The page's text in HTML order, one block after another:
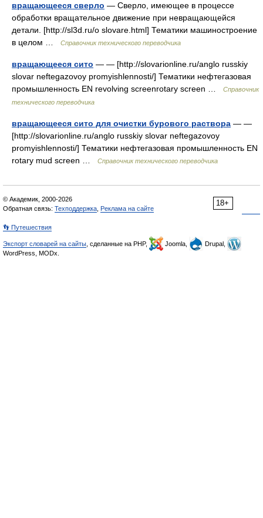
вращающееся сверло — Сверло, имеющее в процессе
обработки вращательное движение при невращающейся
детали. [http://sl3d.ru/o slovare.html] Тематики машиностроение
в целом …
Справочник технического переводчика
вращающееся сито — — [http://slovarionline.ru/anglo russkiy
slovar neftegazovoy promyishlennosti/] Тематики нефтегазовая
промышленность EN revolving screenrotary screen …
Справочник
технического переводчика
вращающееся сито для очистки бурового раствора — —
[http://slovarionline.ru/anglo russkiy slovar neftegazovoy
promyishlennosti/] Тематики нефтегазовая промышленность EN
rotary mud screen …
Справочник технического переводчика
18+
© Академик, 2000-2026
Обратная связь: Техподдержка Реклама на сайте
👣 Путешествия
Экспорт словарей на сайты , сделанные на PHP, Joomla,
Drupal,
WordPress, MODx.